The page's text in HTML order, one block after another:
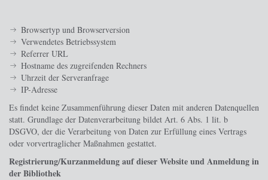
Browsertyp und Browserversion
Verwendetes Betriebssystem
Referrer URL
Hostname des zugreifenden Rechners
Uhrzeit der Serveranfrage
IP-Adresse
Es findet keine Zusammenführung dieser Daten mit anderen Datenquellen
statt. Grundlage der Datenverarbeitung bildet Art. 6 Abs. 1 lit. b
DSGVO, der die Verarbeitung von Daten zur Erfüllung eines Vertrags
oder vorvertraglicher Maßnahmen gestattet.
Registrierung/Kurzanmeldung auf dieser Website und Anmeldung in
der Bibliothek